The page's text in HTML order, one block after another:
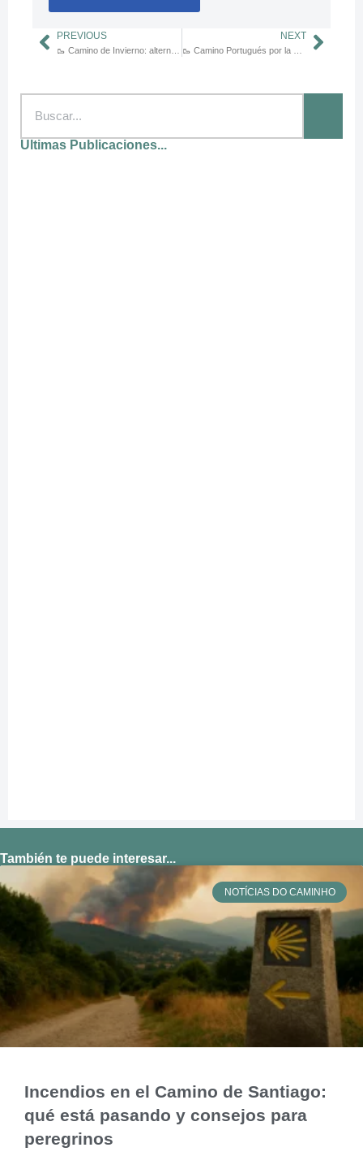
PREVIOUS NEXT
Ultimas Publicaciones...
También te puede interesar...
NOTÍCIAS DO CAMINHO
Incendios en el Camino de Santiago:
qué está pasando y consejos para
peregrinos